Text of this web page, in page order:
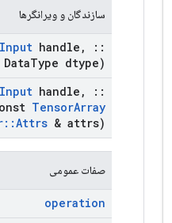
سازندگان و ویرانگرها
Input handle ,
::
DataType dtype)
Input handle ,
::
TensorArray
::Attrs & attrs)
صفات عمومی
operation